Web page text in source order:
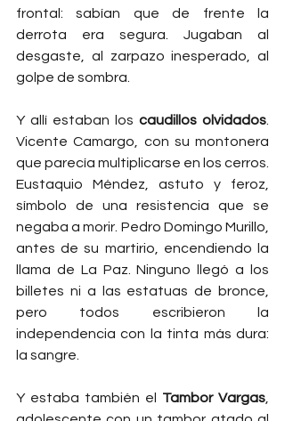
frontal: sabían que de frente la
derrota era segura. Jugaban al
desgaste, al zarpazo inesperado, al
golpe de sombra.
Y allí estaban los caudillos olvidados
Vicente Camargo, con su montonera
que parecía multiplicarse en los cerros.
Eustaquio Méndez, astuto y feroz,
símbolo de una resistencia que se
negaba a morir. Pedro Domingo Murillo,
antes de su martirio, encendiendo la
llama de La Paz. Ninguno llegó a los
billetes ni a las estatuas de bronce,
pero todos escribieron la
independencia con la tinta más dura:
la sangre.
Y estaba también el Tambor Vargas